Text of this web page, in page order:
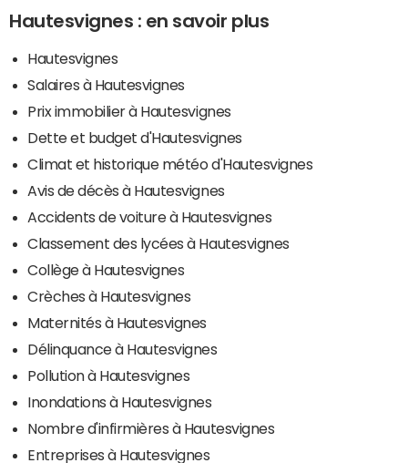
Hautesvignes : en savoir plus
Hautesvignes
Salaires à Hautesvignes
Prix immobilier à Hautesvignes
Dette et budget d'Hautesvignes
Climat et historique météo d'Hautesvignes
Avis de décès à Hautesvignes
Accidents de voiture à Hautesvignes
Classement des lycées à Hautesvignes
Collège à Hautesvignes
Crèches à Hautesvignes
Maternités à Hautesvignes
Délinquance à Hautesvignes
Pollution à Hautesvignes
Inondations à Hautesvignes
Nombre d'infirmières à Hautesvignes
Entreprises à Hautesvignes